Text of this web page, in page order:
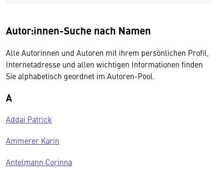
Autor:innen-Suche nach Namen
Alle Autorinnen und Autoren mit ihrem persönlichen Profil,
Internetadresse und allen wichtigen Informationen finden
Sie alphabetisch geordnet im Autoren-Pool.
A
Addai Patrick
Ammerer Karin
Antelmann Corinna